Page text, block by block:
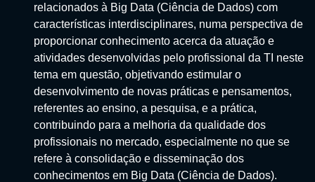
relacionados à Big Data (Ciência de Dados) com
características interdisciplinares, numa perspectiva de
proporcionar conhecimento acerca da atuação e
atividades desenvolvidas pelo profissional da TI neste
tema em questão, objetivando estimular o
desenvolvimento de novas práticas e pensamentos,
referentes ao ensino, a pesquisa, e a prática,
contribuindo para a melhoria da qualidade dos
profissionais no mercado, especialmente no que se
refere à consolidação e disseminação dos
conhecimentos em Big Data (Ciência de Dados).